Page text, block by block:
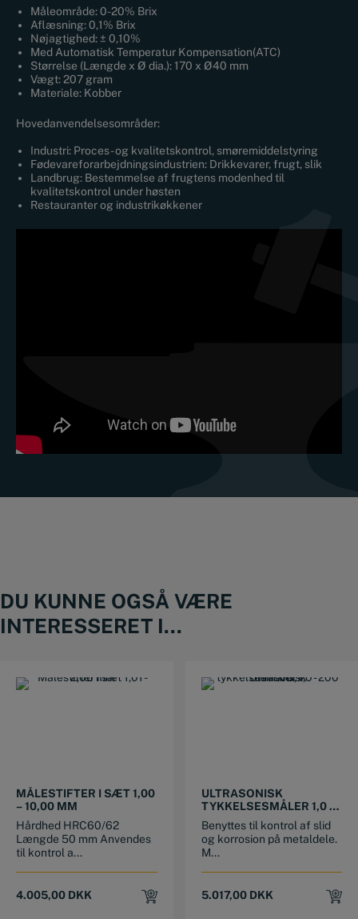
Måleområde: 0-20% Brix
Aflæsning: 0,1% Brix
Nøjagtighed: ± 0,10%
Med Automatisk Temperatur Kompensation(ATC)
Størrelse (Længde x Ø dia.): 170 x Ø40 mm
Vægt: 207 gram
Materiale: Kobber
Hovedanvendelsesområder:
Industri: Proces- og kvalitetskontrol, smøremiddelstyring
Fødevareforarbejdningsindustrien: Drikkevarer, frugt, slik
Landbrug: Bestemmelse af frugtens modenhed til
kvalitetskontrol under høsten
Restauranter og industrikøkkener
DU KUNNE OGSÅ VÆRE
INTERESSERET I...
MÅLESTIFTER I SÆT 1,00
– 10,00 MM
Hårdhed HRC60/62
Længde 50 mm Anvendes
til kontrol a...
4.005,00 DKK
ULTRASONISK
TYKKELSESMÅLER 1,0 –
200 MM X 0,1
Benyttes til kontrol af slid
og korrosion på metaldele.
M...
5.017,00 DKK